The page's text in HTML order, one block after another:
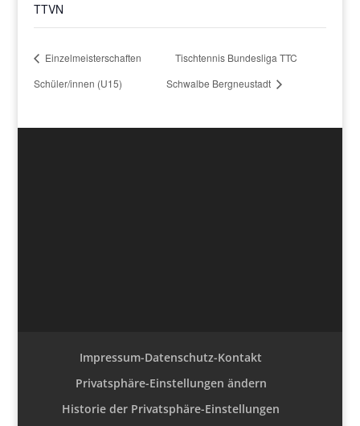
TTVN
Einzelmeisterschaften
Schüler/innen (U15)
Tischtennis Bundesliga TTC
Schwalbe Bergneustadt
Impressum-Datenschutz-Kontakt
Privatsphäre-Einstellungen ändern
Historie der Privatsphäre-Einstellungen